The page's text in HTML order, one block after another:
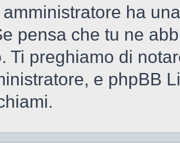
ha
pensa che tu ne
Ti preghiamo di
e phpBB